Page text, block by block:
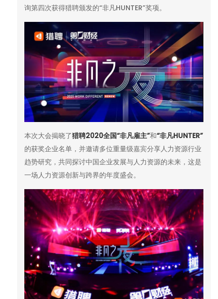
询第四次获得猎聘颁发的“非凡HUNTER”奖项。
本次大会揭晓了猎聘2020全国“非凡雇主”和“非凡HUNTER”
的获奖企业名单，并邀请多位重量级嘉宾分享人力资源行业
趋势研究，共同探讨中国企业发展与人力资源的未来，这是
一场人力资源创新与跨界的年度盛会。